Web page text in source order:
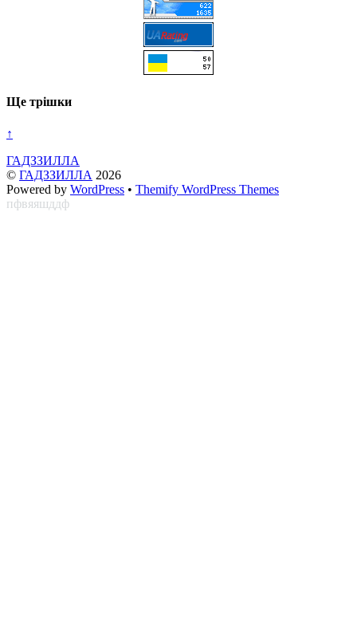
Ще трішки
↑
ГАДЗЗИЛЛА
© ГАДЗЗИЛЛА 2026
Powered by WordPress • Themify WordPress Themes
пфвяяшддф